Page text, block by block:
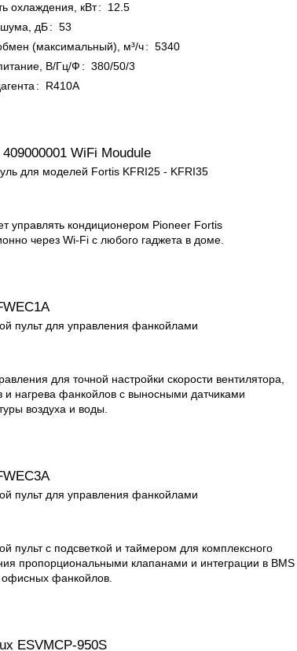
охлаждения, кВт:
12.5
дБ: 53
(максимальный), м³/ч: 5340
В/Гц/Ф : 380/50/3
: R410A
409000001 WiFi Moudule
для моделей Fortis KFRI25 - KFRI35
управлять кондиционером Pioneer Fortis
через Wi-Fi с любого гаджета в доме.
пульт для управления фанкойлами
для точной настройки скорости вентилятора,
и нагрева фанкойлов с выносными датчиками
воздуха и воды.
пульт для управления фанкойлами
пульт с подсветкой и таймером для комплексного
пропорциональными клапанами и интеграции в BMS
фанкойлов.
ESVMCP-950S